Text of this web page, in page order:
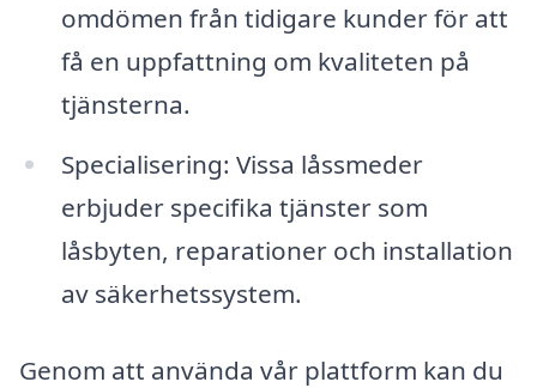
omdömen från tidigare kunder för att
få en uppfattning om kvaliteten på
tjänsterna.
Specialisering: Vissa låssmeder
erbjuder specifika tjänster som
låsbyten, reparationer och installation
av säkerhetssystem.
Genom att använda vår plattform kan du